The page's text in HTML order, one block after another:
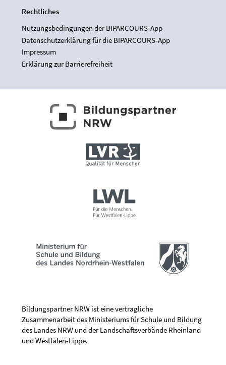
Rechtliches
Nutzungsbedingungen der BIPARCOURS-App
Datenschutzerklärung für die BIPARCOURS-App
Impressum
Erklärung zur Barrierefreiheit
Bildungspartner NRW ist eine vertragliche
Zusammenarbeit des Ministeriums für Schule und Bildung
des Landes NRW und der Landschaftsverbände Rheinland
und Westfalen-Lippe.